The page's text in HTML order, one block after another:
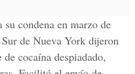
condena en marzo de
de Nueva York dijeron
cocaína despiadado,